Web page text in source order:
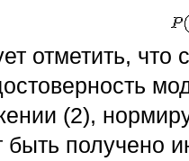
отметить, что
(2),
быть получено